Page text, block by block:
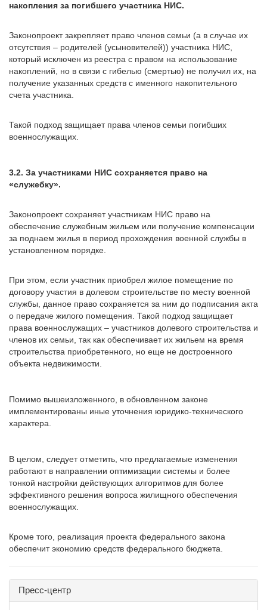
накопления за погибшего участника НИС.
Законопроект закрепляет право членов семьи (а в случае их
отсутствия – родителей (усыновителей)) участника НИС,
который исключен из реестра с правом на использование
накоплений, но в связи с гибелью (смертью) не получил их, на
получение указанных средств с именного накопительного
счета участника.
Такой подход защищает права членов семьи погибших
военнослужащих.
3.2. За участниками НИС сохраняется право на
«служебку».
Законопроект сохраняет участникам НИС право на
обеспечение служебным жильем или получение компенсации
за поднаем жилья в период прохождения военной службы в
установленном порядке.
При этом, если участник приобрел жилое помещение по
договору участия в долевом строительстве по месту военной
службы, данное право сохраняется за ним до подписания акта
о передаче жилого помещения. Такой подход защищает
права военнослужащих – участников долевого строительства и
членов их семьи, так как обеспечивает их жильем на время
строительства приобретенного, но еще не достроенного
объекта недвижимости.
Помимо вышеизложенного, в обновленном законе
имплементированы иные уточнения юридико-технического
характера.
В целом, следует отметить, что предлагаемые изменения
работают в направлении оптимизации системы и более
тонкой настройки действующих алгоритмов для более
эффективного решения вопроса жилищного обеспечения
военнослужащих.
Кроме того, реализация проекта федерального закона
обеспечит экономию средств федерального бюджета.
Пресс-центр